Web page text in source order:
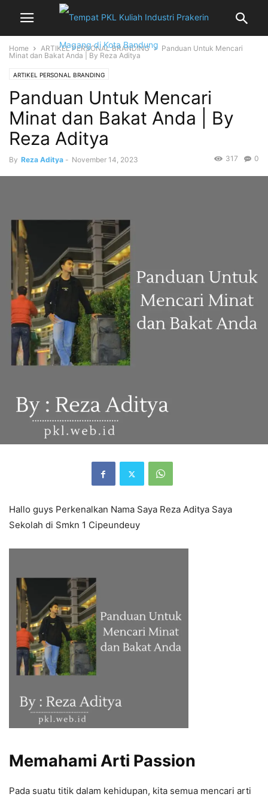
Home ARTIKEL PERSONAL BRANDING
Panduan Untuk Mencari
Minat dan Bakat Anda | By Reza Aditya
ARTIKEL PERSONAL BRANDING
Panduan Untuk Mencari
Minat dan Bakat Anda | By
Reza Aditya
By Reza Aditya - November 14, 2023 0
317
Hallo guys Perkenalkan Nama Saya Reza Aditya Saya
Sekolah di Smkn 1 Cipeundeuy
Memahami Arti Passion
Pada suatu titik dalam kehidupan, kita semua mencari arti